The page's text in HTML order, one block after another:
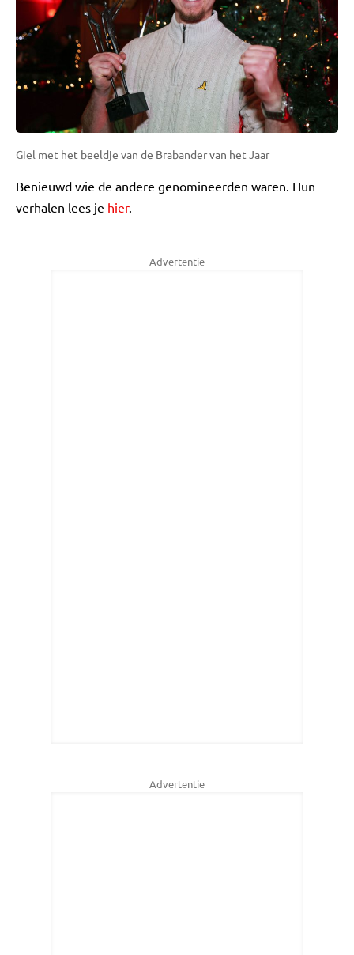
Giel met het beeldje van de Brabander van het Jaar
Benieuwd wie de andere genomineerden waren. Hun
verhalen lees je hier.
Advertentie
Advertentie